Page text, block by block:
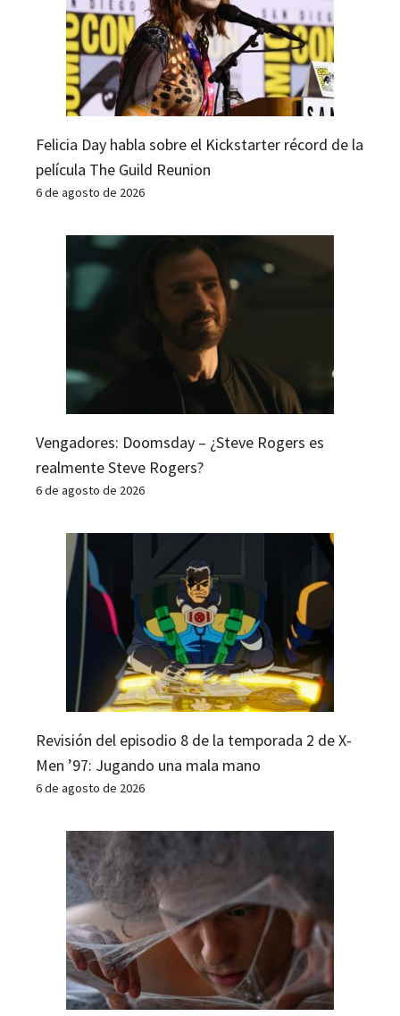
Felicia Day habla sobre el Kickstarter récord de la
película The Guild Reunion
6 de agosto de 2026
Vengadores: Doomsday – ¿Steve Rogers es
realmente Steve Rogers?
6 de agosto de 2026
Revisión del episodio 8 de la temporada 2 de X-
Men ’97: Jugando una mala mano
6 de agosto de 2026